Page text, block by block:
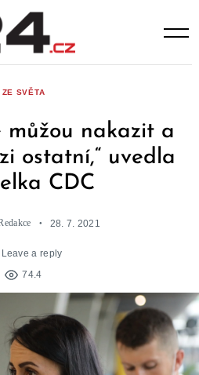
ZE SVĚTA
můžou nakazit a
ostatní,“ uvedla
CDC
28. 7. 2021
Leave a reply
74.4